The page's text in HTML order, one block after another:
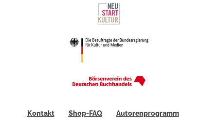
Kontakt Shop-FAQ Autorenprogramm